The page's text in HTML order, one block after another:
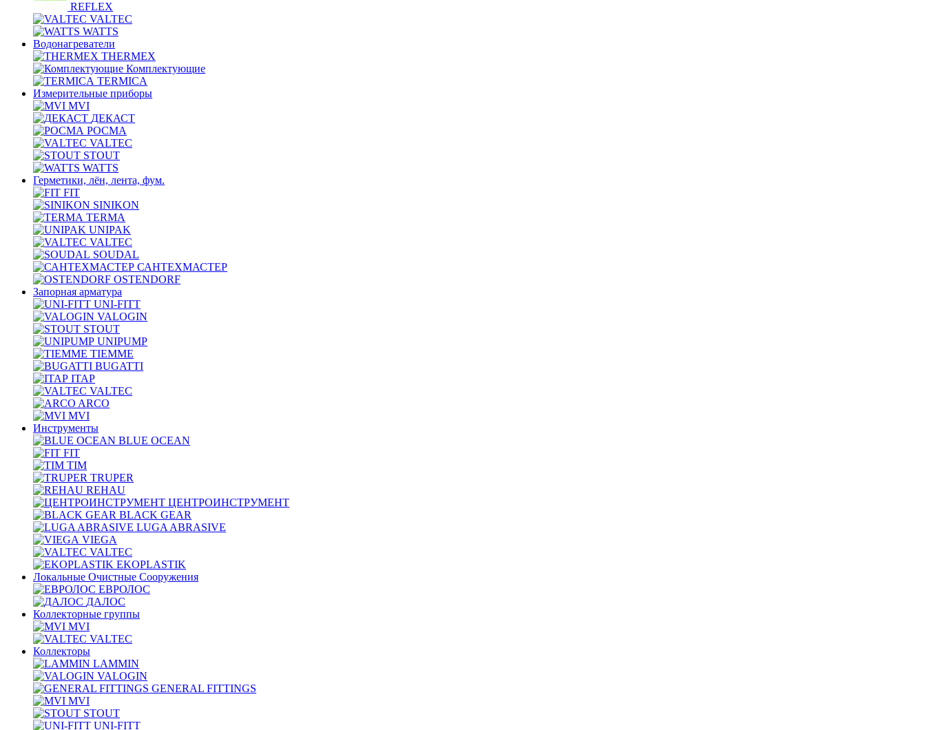
REFLEX
VALTEC
WATTS
Водонагреватели
THERMEX
Комплектующие
TERMICA
Измерительные приборы
MVI
ДЕКАСТ
РОСМА
VALTEC
STOUT
WATTS
Герметики, лён, лента, фум.
FIT
SINIKON
TERMA
UNIPAK
VALTEC
SOUDAL
САНТЕХМАСТЕР
OSTENDORF
Запорная арматура
UNI-FITT
VALOGIN
STOUT
UNIPUMP
TIEMME
BUGATTI
ITAP
VALTEC
ARCO
MVI
Инструменты
BLUE OCEAN
FIT
TIM
TRUPER
REHAU
ЦЕНТРОИНСТРУМЕНТ
BLACK GEAR
LUGA ABRASIVE
VIEGA
VALTEC
EKOPLASTIK
Локальные Очистные Сооружения
ЕВРОЛОС
ДАЛОС
Коллекторные группы
MVI
VALTEC
Коллекторы
LAMMIN
VALOGIN
GENERAL FITTINGS
MVI
STOUT
UNI-FITT